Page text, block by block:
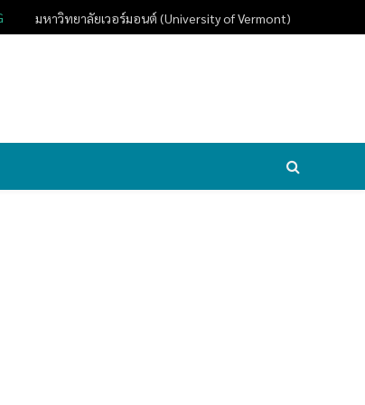
มหาวิทยาลัยเวอร์มอนต์ (University of Vermont)